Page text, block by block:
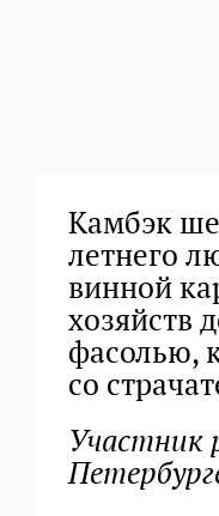
Камбэк
летнего
винной
хозяйств
фасолью,
со
Участник